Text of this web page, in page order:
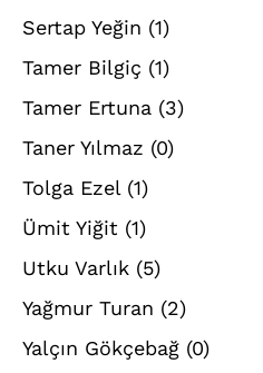
Sertap Yeğin (1)
Tamer Bilgiç (1)
Tamer Ertuna (3)
Taner Yılmaz (0)
Tolga Ezel (1)
Ümit Yiğit (1)
Utku Varlık (5)
Yağmur Turan (2)
Yalçın Gökçebağ (0)